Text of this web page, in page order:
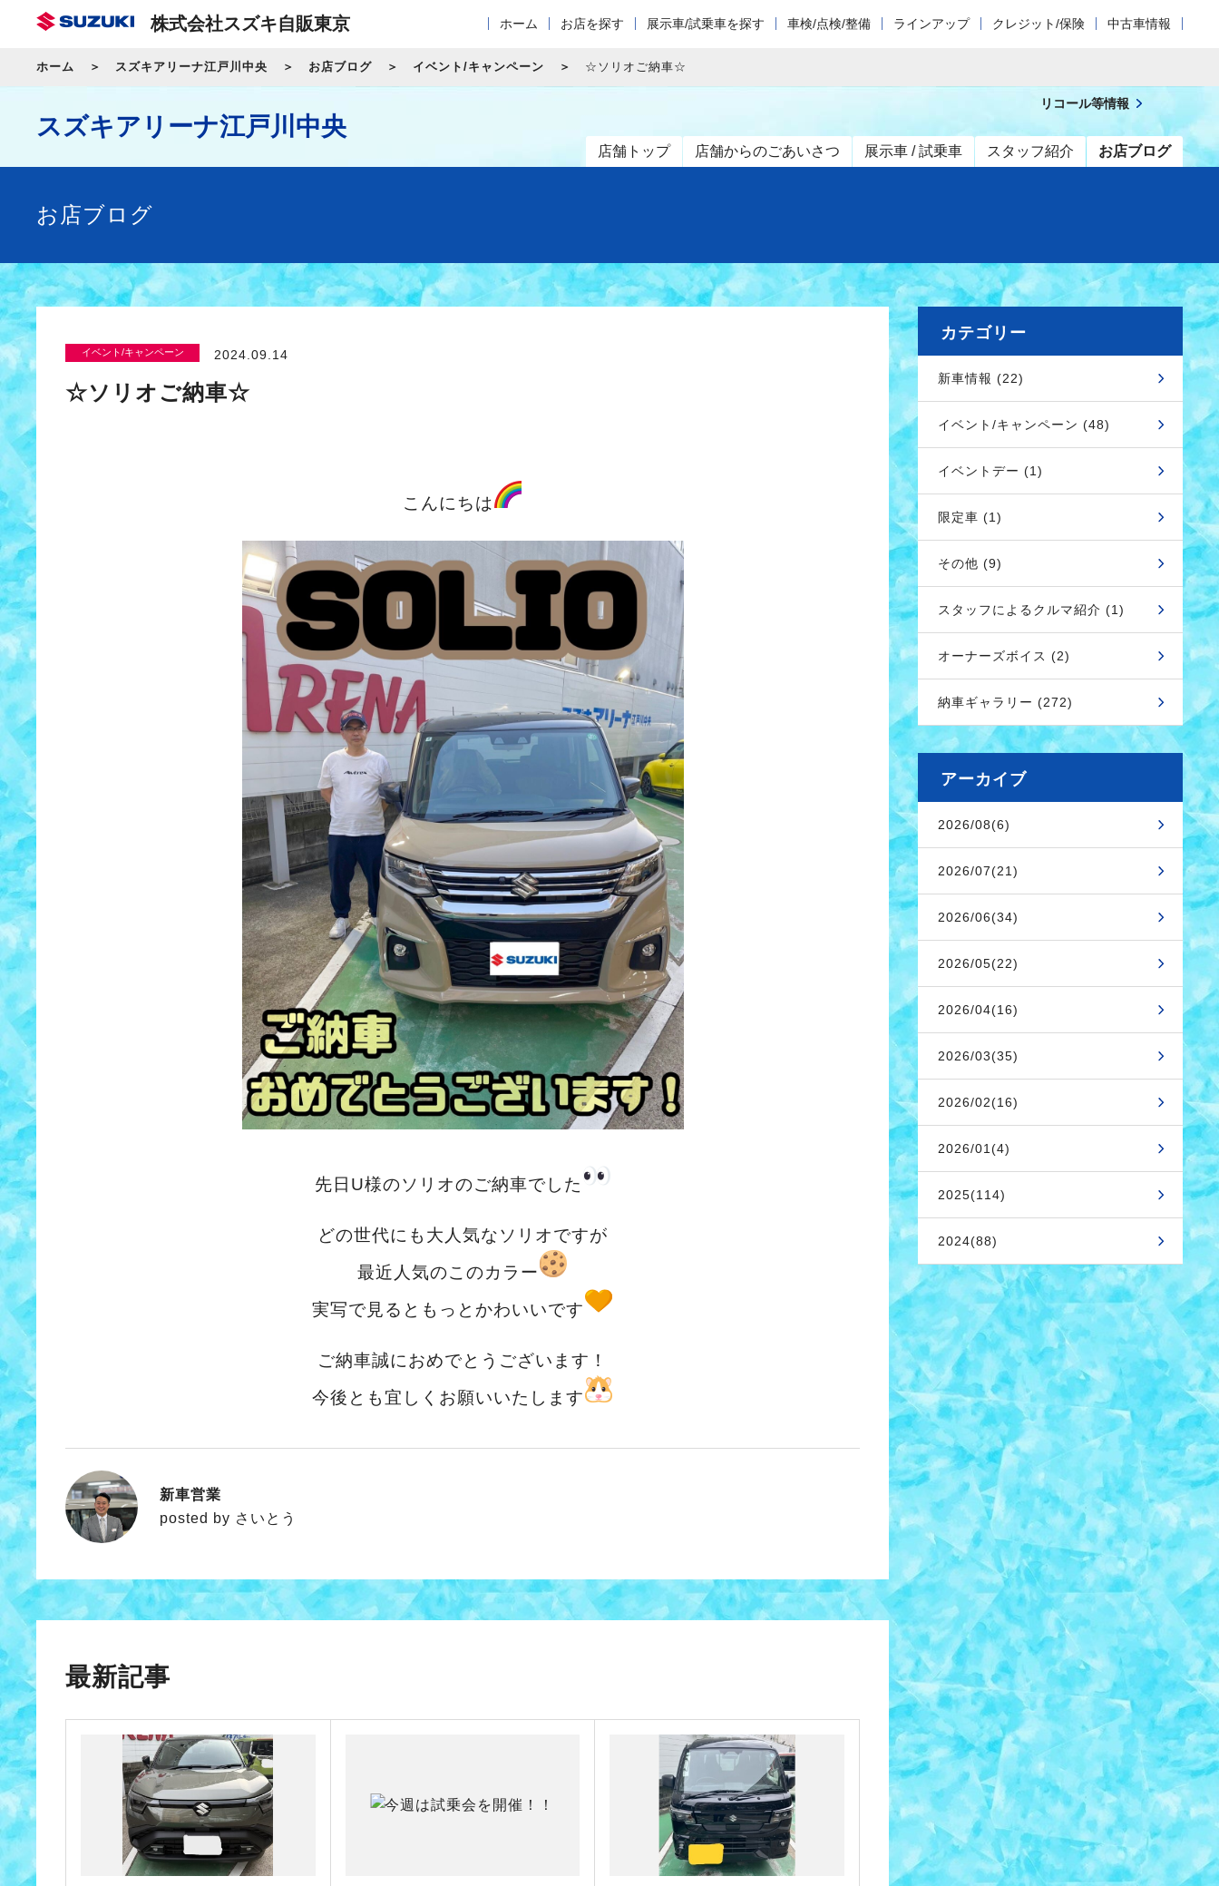
株式会社スズキ自販東京 ホーム お店を探す 展示車/試乗車を探す 車検/点検/整備 ラインアップ クレジット/保険 中古車情報
ホーム スズキアリーナ江戸川中央 お店ブログ イベント/キャンペーン ☆ソリオご納車☆
スズキアリーナ江戸川中央
店舗トップ 店舗からのごあいさつ 展示車 / 試乗車 スタッフ紹介 お店ブログ
リコール等情報
お店ブログ
イベント/キャンペーン 2024.09.14
☆ソリオご納車☆
こんにちは
先日U様のソリオのご納車でした
どの世代にも大人気なソリオですが
最近人気のこのカラー
実写で見るともっとかわいいです
ご納車誠におめでとうございます！
今後とも宜しくお願いいたします
さいとう
新車営業
posted by さいとう
最新記事
カテゴリー
新車情報 (22)
イベント/キャンペーン (48)
イベントデー (1)
限定車 (1)
その他 (9)
スタッフによるクルマ紹介 (1)
オーナーズボイス (2)
納車ギャラリー (272)
アーカイブ
2026/08(6)
2026/07(21)
2026/06(34)
2026/05(22)
2026/04(16)
2026/03(35)
2026/02(16)
2026/01(4)
2025(114)
2024(88)